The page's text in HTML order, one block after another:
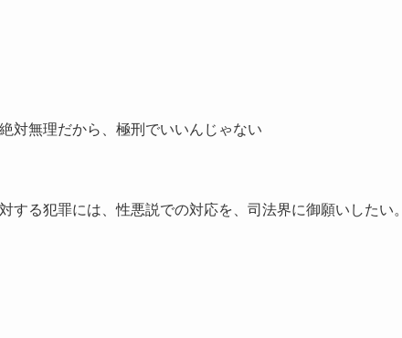
無理だから、極刑でいいんじゃない
る犯罪には、性悪説での対応を、司法界に御願いしたい。